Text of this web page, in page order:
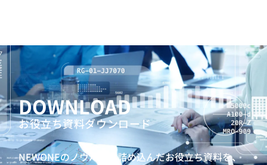
DOWNLOAD
お役立ち資料ダウンロード
NEWONEのノウハウを詰め込んだお役立ち資料を、